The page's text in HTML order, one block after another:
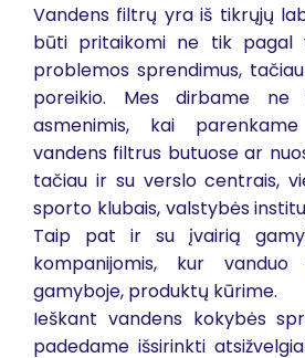
Vandens filtrų yra iš tikrųjų
būti pritaikomi ne tik pagal
problemos sprendimus,
poreikio. Mes dirbame ne
asmenimis, kai
vandens filtrus butuose ar
tačiau ir su verslo centrais,
sporto klubais, valstybės
Taip pat ir su įvairią
kompanijomis, kur vanduo
gamyboje, produktų kūrime.
Ieškant vandens kokybės
padedame išsirinkti